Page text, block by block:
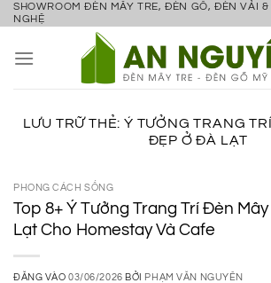
Bỏ
nội
SHOWROOM ĐÈN MÂY TRE, ĐÈN GỖ, ĐÈN VẢI
NGHỆ
LƯU TRỮ THẺ:Ý TƯỞNG TRANG
ĐẸP Ở ĐÀ LẠT
PHONG CÁCH SỐNG
Top 8+ Ý Tưởng Trang Trí Đèn
Lạt Cho Homestay Và Cafe
ĐĂNG VÀO03/06/2026 BỞI PHẠM VĂN NGUYÊN